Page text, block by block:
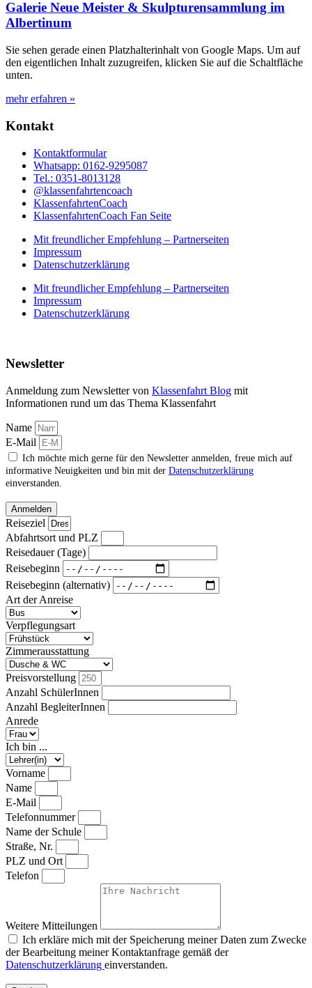
Galerie Neue Meister & Skulpturensammlung im
Albertinum
Sie sehen gerade einen Platzhalterinhalt von Google Maps. Um auf
den eigentlichen Inhalt zuzugreifen, klicken Sie auf die Schaltfläche
unten.
mehr erfahren »
Kontakt
Kontaktformular
Whatsapp: 0162-9295087
Tel.: 0351-8013128
@klassenfahrtencoach
KlassenfahrtenCoach
KlassenfahrtenCoach Fan Seite
Mit freundlicher Empfehlung – Partnerseiten
Impressum
Datenschutzerklärung
Mit freundlicher Empfehlung – Partnerseiten
Impressum
Datenschutzerklärung
Newsletter
Anmeldung zum Newsletter von Klassenfahrt Blog mit
Informationen rund um das Thema Klassenfahrt
Name
E-Mail
Ich möchte mich gerne für den Newsletter anmelden, freue mich auf
informative Neuigkeiten und bin mit der Datenschutzerklärung
einverstanden.
Anmelden
Reiseziel
Abfahrtsort und PLZ
Reisedauer (Tage)
Reisebeginn
Reisebeginn (alternativ)
Art der Anreise
Verpflegungsart
Zimmerausstattung
Preisvorstellung
Anzahl SchülerInnen
Anzahl BegleiterInnen
Anrede
Ich bin ...
Vorname
Name
E-Mail
Telefonnummer
Name der Schule
Straße, Nr.
PLZ und Ort
Telefon
Weitere Mitteilungen
Ich erkläre mich mit der Speicherung meiner Daten zum Zwecke
der Bearbeitung meiner Kontaktanfrage gemäß der
Datenschutzerklärung einverstanden.